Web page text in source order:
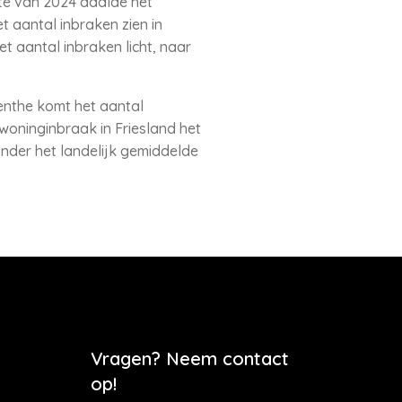
aantal inbraken zien in
aantal inbraken licht, naar
komt het aantal
in Friesland het
het landelijk gemiddelde
Vragen? Neem contact
op!